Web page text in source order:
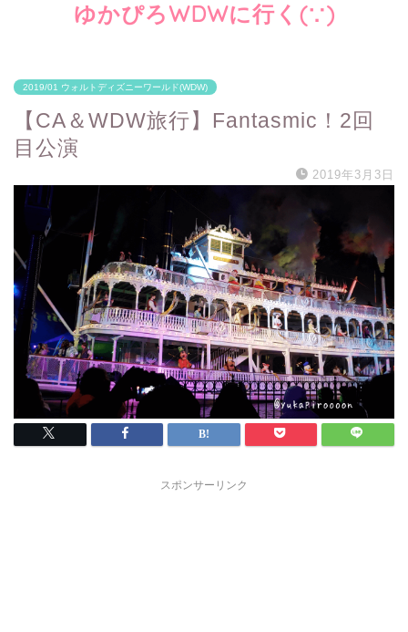
ゆかぴろWDWに行く(∵)
2019/01 ウォルトディズニーワールド(WDW)
【CA＆WDW旅行】Fantasmic！2回
目公演
2019年3月3日
スポンサーリンク